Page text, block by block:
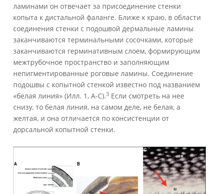
ламинами он отвечает за присоединение стенки
копыта к дистальной фаланге. Ближе к краю, в области
соединения стенки с подошвой дермальные ламины
заканчиваются терминальными сосочками, которые
заканчиваются герминативным слоем, формирующим
межтрубочное пространство и заполняющим
непигментированные роговые ламины. Соединение
подошвы с копытной стенкой известно под названием
«белая линия» (Илл. 1, A-C).3Если смотреть на нее
снизу, то белая линия, на самом деле, не белая, а
желтая, и она отличается по консистенции от
дорсальной копытной стенки.